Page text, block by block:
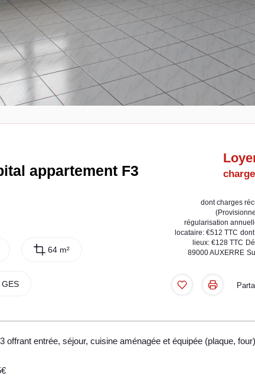
appartement F3
64 m²
dont charges
régularisation
locataire: €512 TTC
lieux: €128 TTC
89000 AUXERRE
offrant entrée, séjour, cuisine aménagée et équipée (plaque,